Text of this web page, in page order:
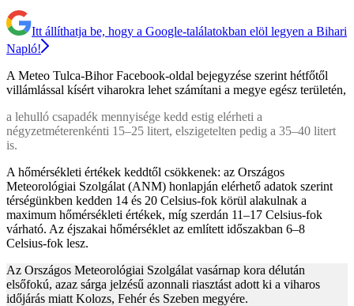
Itt állíthatja be, hogy a Google-találatokban elöl legyen a Bihari
Napló!
A Meteo Tulca-Bihor Facebook-oldal bejegyzése szerint hétfőtől
villámlással kísért viharokra lehet számítani a megye egész területén,
a lehulló csapadék mennyisége kedd estig elérheti a
négyzetméterenkénti 15–25 litert, elszigetelten pedig a 35–40 litert
is.
A hőmérsékleti értékek keddtől csökkenek: az Országos
Meteorológiai Szolgálat (ANM) honlapján elérhető adatok szerint
térségünkben kedden 14 és 20 Celsius-fok körül alakulnak a
maximum hőmérsékleti értékek, míg szerdán 11–17 Celsius-fok
várható. Az éjszakai hőmérséklet az említett időszakban 6–8
Celsius-fok lesz.
Az Országos Meteorológiai Szolgálat vasárnap kora délután
elsőfokú, azaz sárga jelzésű azonnali riasztást adott ki a viharos
időjárás miatt Kolozs, Fehér és Szeben megyére.